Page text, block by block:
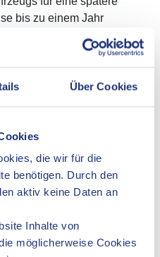
Über Cookies
die wir für die
benötigen. Durch den
aktiv keine Daten an
Inhalte von
möglicherweise Cookies
bis zu einem Jahr